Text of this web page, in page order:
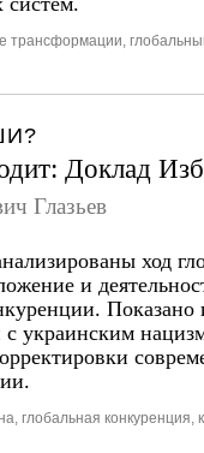
трансформации
Доклад
Глазьев
ход
и
Показано
с украинским
глобальная конкуренция